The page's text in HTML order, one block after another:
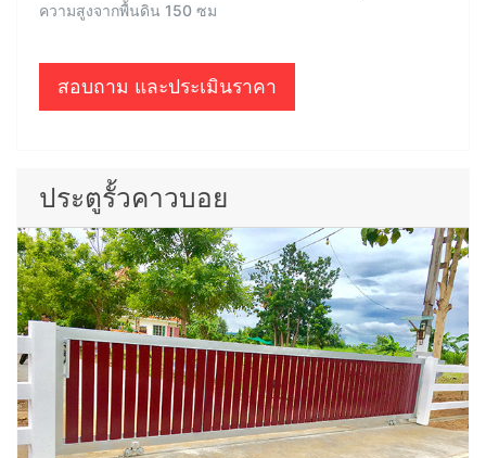
ความสูงจากพื้นดิน 150 ซม
สอบถาม และประเมินราคา
ประตูรั้วคาวบอย